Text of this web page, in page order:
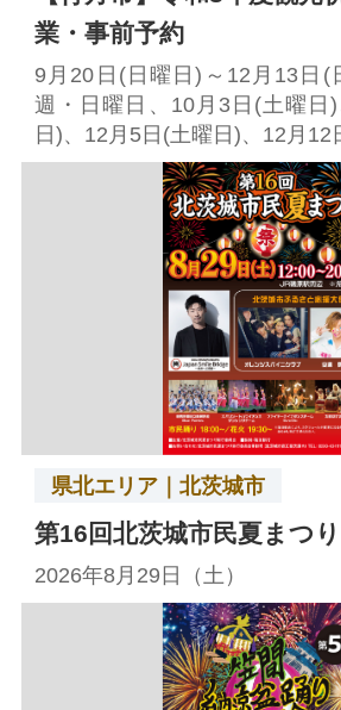
業・事前予約
9月20日(日曜日)～12月13日(
週・日曜日、10月3日(土曜日
日)、12月5日(土曜日)、12月12
県北エリア｜北茨城市
第16回北茨城市民夏まつり
2026年8月29日（土）